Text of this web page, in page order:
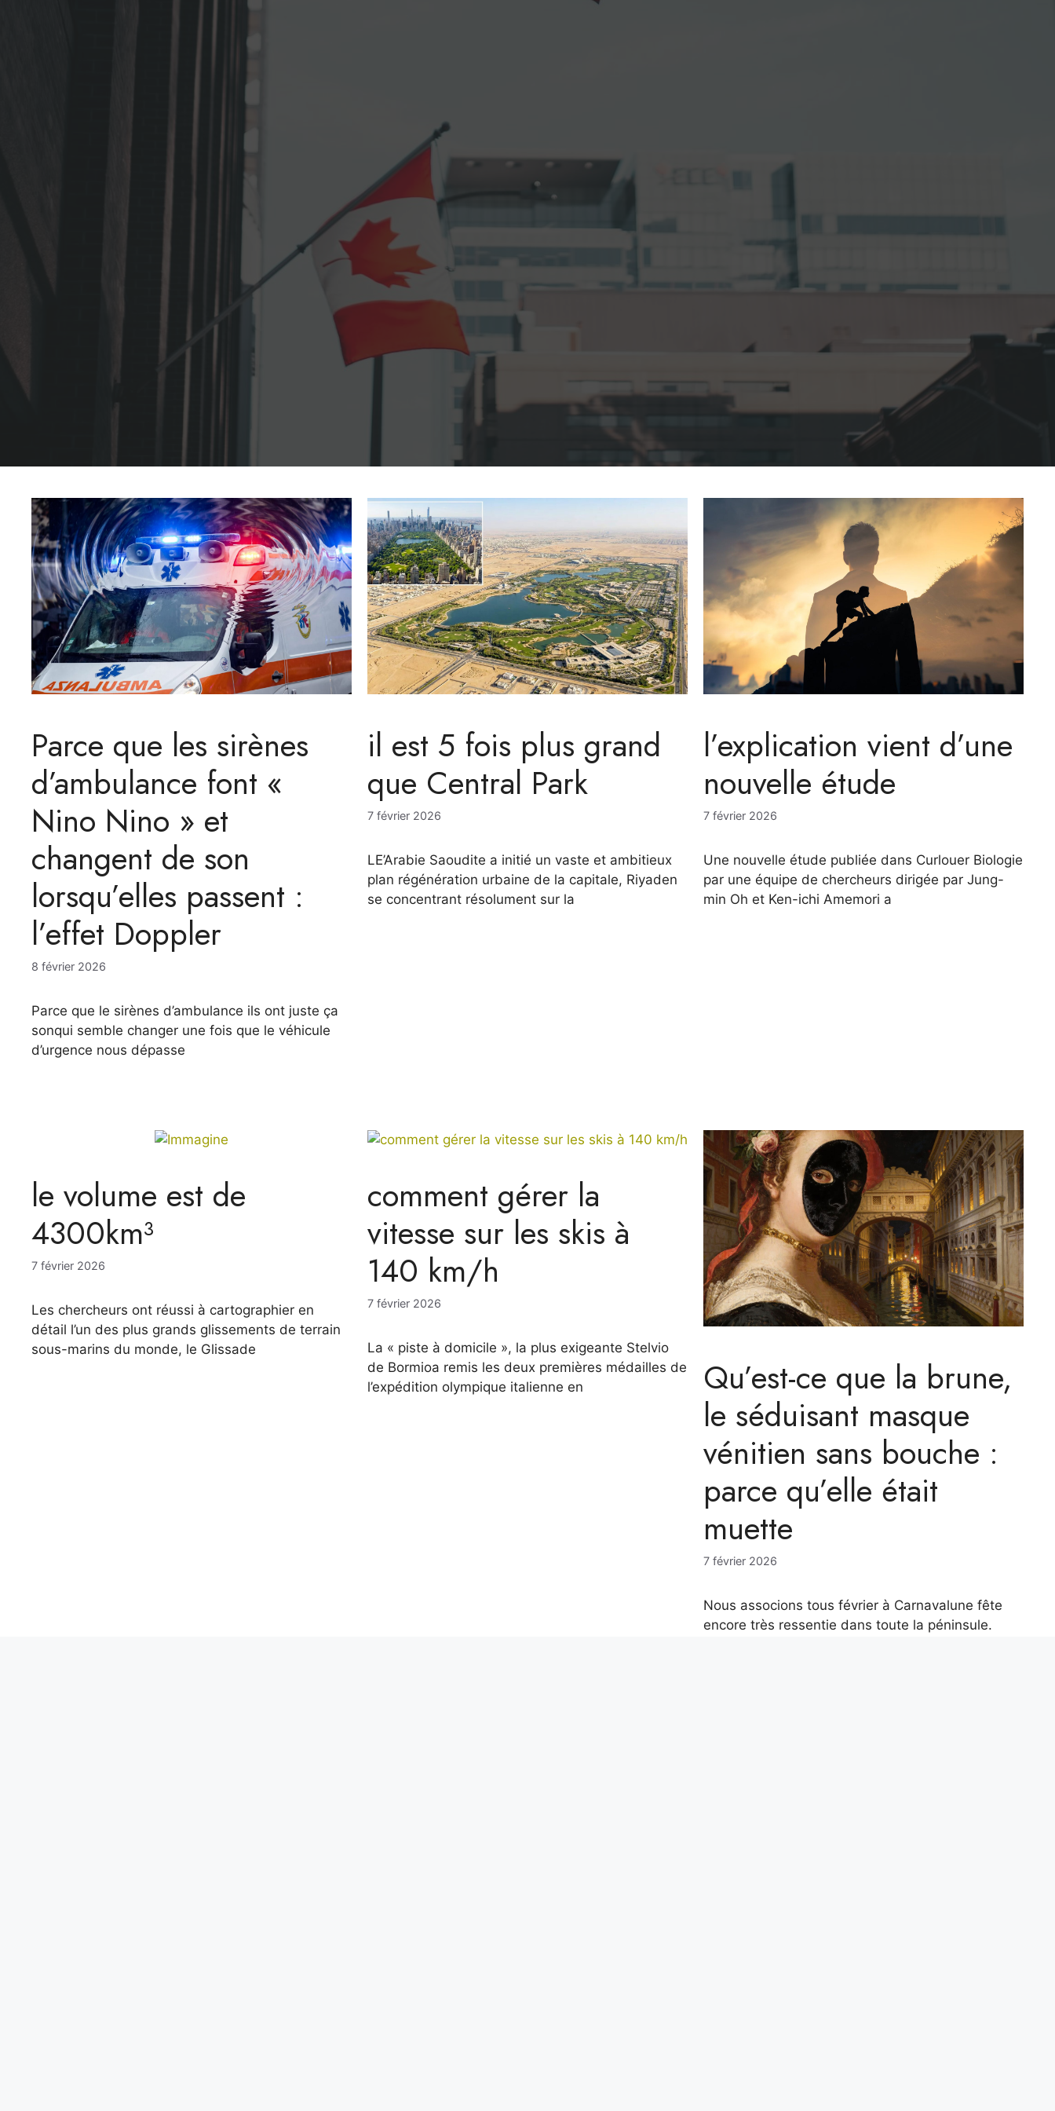
Parce que les sirènes
d’ambulance font «
Nino Nino » et
changent de son
lorsqu’elles passent :
l’effet Doppler
8 février 2026
Parce que le sirènes d’ambulance ils ont juste ça
sonqui semble changer une fois que le véhicule
d’urgence nous dépasse
il est 5 fois plus grand
que Central Park
7 février 2026
LE’Arabie Saoudite a initié un vaste et ambitieux
plan régénération urbaine de la capitale, Riyaden
se concentrant résolument sur la
l’explication vient d’une
nouvelle étude
7 février 2026
Une nouvelle étude publiée dans Curlouer Biologie
par une équipe de chercheurs dirigée par Jung-
min Oh et Ken-ichi Amemori a
le volume est de
4300km³
7 février 2026
Les chercheurs ont réussi à cartographier en
détail l’un des plus grands glissements de terrain
sous-marins du monde, le Glissade
comment gérer la
vitesse sur les skis à
140 km/h
7 février 2026
La « piste à domicile », la plus exigeante Stelvio
de Bormioa remis les deux premières médailles de
l’expédition olympique italienne en
Qu’est-ce que la brune,
le séduisant masque
vénitien sans bouche :
parce qu’elle était
muette
7 février 2026
Nous associons tous février à Carnavalune fête
encore très ressentie dans toute la péninsule.